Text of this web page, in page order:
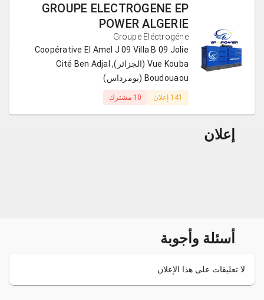
GROUPE ELECTROGENE EP
POWER ALGERIE
Groupe Eléctrogéne
Coopérative El Amel J 09 Villa B 09 Jolie
Vue Kouba (الجزائر), Cité Ben Adjal
Boudouaou (بومرداس)
141 إعلان 10 مشترك
إعلان
أسئلة وأجوبة
لا تعليقات على هذا الإعلان